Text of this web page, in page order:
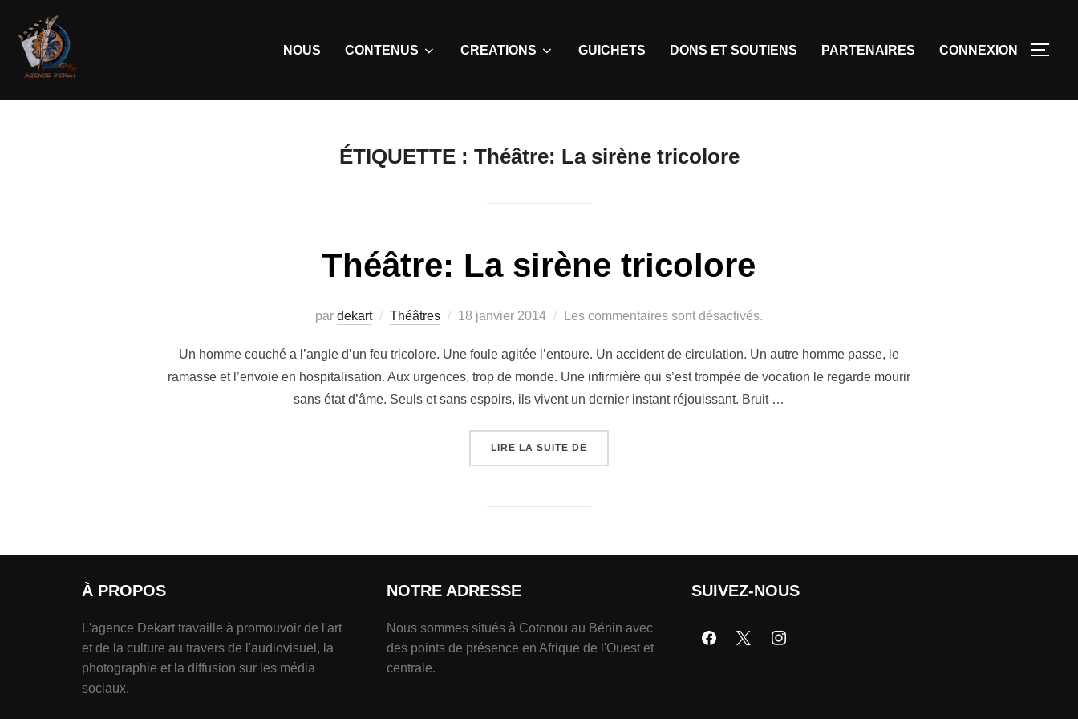
NOUS CONTENUS CREATIONS GUICHETS DONS ET SOUTIENS PARTENAIRES CONNEXION
ÉTIQUETTE : Théâtre: La sirène tricolore
Théâtre: La sirène tricolore
par dekart Théâtres 18 janvier 2014 Les commentaires sont désactivés.
Un homme couché a l’angle d’un feu tricolore. Une foule agitée l’entoure. Un accident de circulation. Un autre homme passe, le
ramasse et l’envoie en hospitalisation. Aux urgences, trop de monde. Une infirmière qui s’est trompée de vocation le regarde mourir
sans état d’âme. Seuls et sans espoirs, ils vivent un dernier instant réjouissant. Bruit …
LIRE LA SUITE DE
À PROPOS
L'agence Dekart travaille à promouvoir de l'art
et de la culture au travers de l'audiovisuel, la
photographie et la diffusion sur les média
sociaux.
NOTRE ADRESSE
Nous sommes situés à Cotonou au Bénin avec
des points de présence en Afrique de l'Ouest et
centrale.
SUIVEZ-NOUS